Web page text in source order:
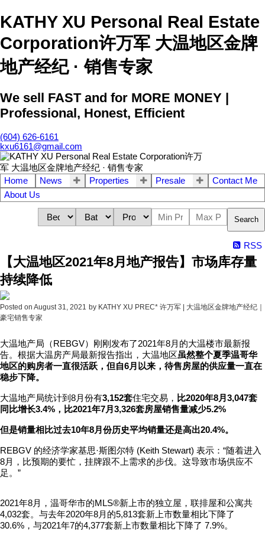
KATHY XU Personal Real Estate
Corporation许万军 大温地区金牌
地产经纪 · 销售专家
We sell FAST and for MORE MONEY |
Professional, Honest, Efficient
(604) 626-6161
kxu6161@gmail.com
Home News Properties Presale
Contact Me
About Us
Search
RSS
【大温地区2021年8月地产报告】市场库存量
持续降低
Posted on August 31, 2021 by KATHY XU PREC* 许万军 | 大温地区金牌地产经纪｜
豪宅销售专家
大温地产局（REBGV）刚刚发布了2021年8月的大温楼市最新报
告。 根据大温房产局最新报告指出，大温地区虽然整个夏季温哥华
地区的购房者一直很活跃，但自6月以来，待售房屋的供应量一直在
稳步下降。
大温地产局统计到8月份有3,152套住宅交易， 比2020年8月3,047套
同比增长3.4%，比2021年7月3,326套房屋销售量减少5.2%
但是销量相比过去10年8月份历史平均销量还是高出20.4%。
REBGV 的经济学家基思·斯图尔特 (Keith Stewart) 表示：“随着进入
8月，比预期的要忙，挂牌跟不上需求的步伐。这导致市场供应不
足。”
2021年8月，温哥华市的MLS®新上市的独立屋，联排屋和公寓共
4,032套。 与去年2020年8月的5,813套新上市数量相比下降了
30.6%，与2021年7的4,377套新上市数量相比下降了 7.9%。